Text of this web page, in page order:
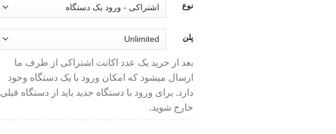
نوع
پلن
بعد از خرید یک عدد اکانت اشتراکی از طرف ما
ارسال میشود که امکان ورود با یک دستگاه وجود
دارد. برای ورود با دستگاه جدید باید از دستگاه قبلی
خارج شوید.